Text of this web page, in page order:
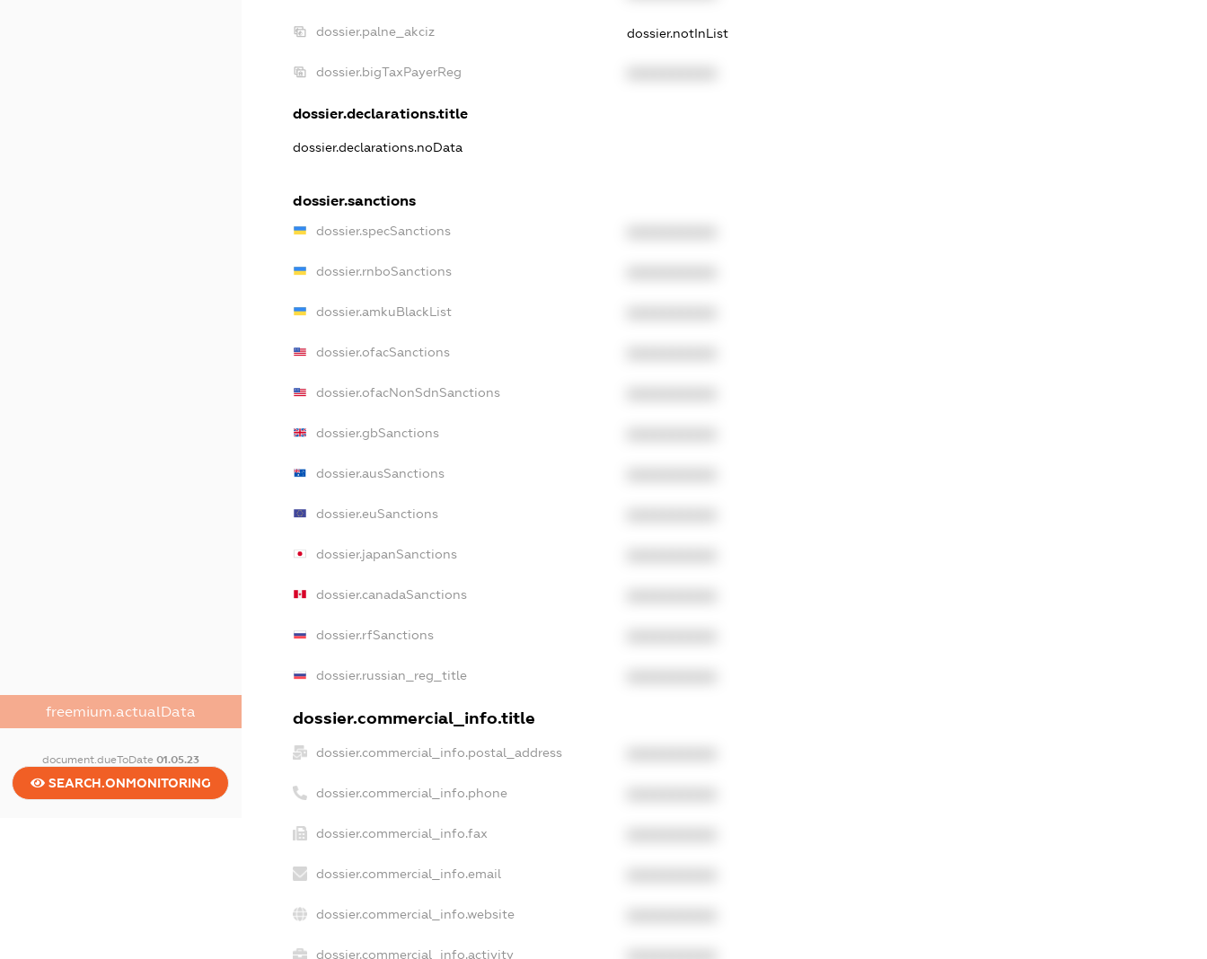
freemium.actualData
document.dueToDate 01.05.23
SEARCH.ONMONITORING
dossier.palne_akciz dossier.notInList
dossier.bigTaxPayerReg
dossier.declarations.title
dossier.declarations.noData
dossier.sanctions
dossier.specSanctions
dossier.rnboSanctions
dossier.amkuBlackList
dossier.ofacSanctions
dossier.ofacNonSdnSanctions
dossier.gbSanctions
dossier.ausSanctions
dossier.euSanctions
dossier.japanSanctions
dossier.canadaSanctions
dossier.rfSanctions
dossier.russian_reg_title
dossier.commercial_info.title
dossier.commercial_info.postal_address
dossier.commercial_info.phone
dossier.commercial_info.fax
dossier.commercial_info.email
dossier.commercial_info.website
dossier.commercial_info.activity